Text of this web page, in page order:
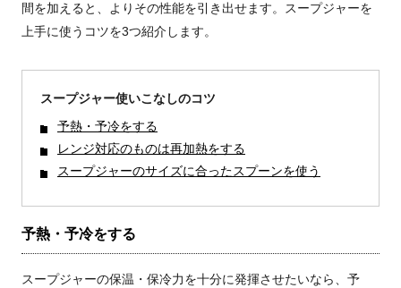
間を加えると、よりその性能を引き出せます。スープジャーを
上手に使うコツを3つ紹介します。
スープジャー使いこなしのコツ
予熱・予冷をする
レンジ対応のものは再加熱をする
スープジャーのサイズに合ったスプーンを使う
予熱・予冷をする
スープジャーの保温・保冷力を十分に発揮させたいなら、予